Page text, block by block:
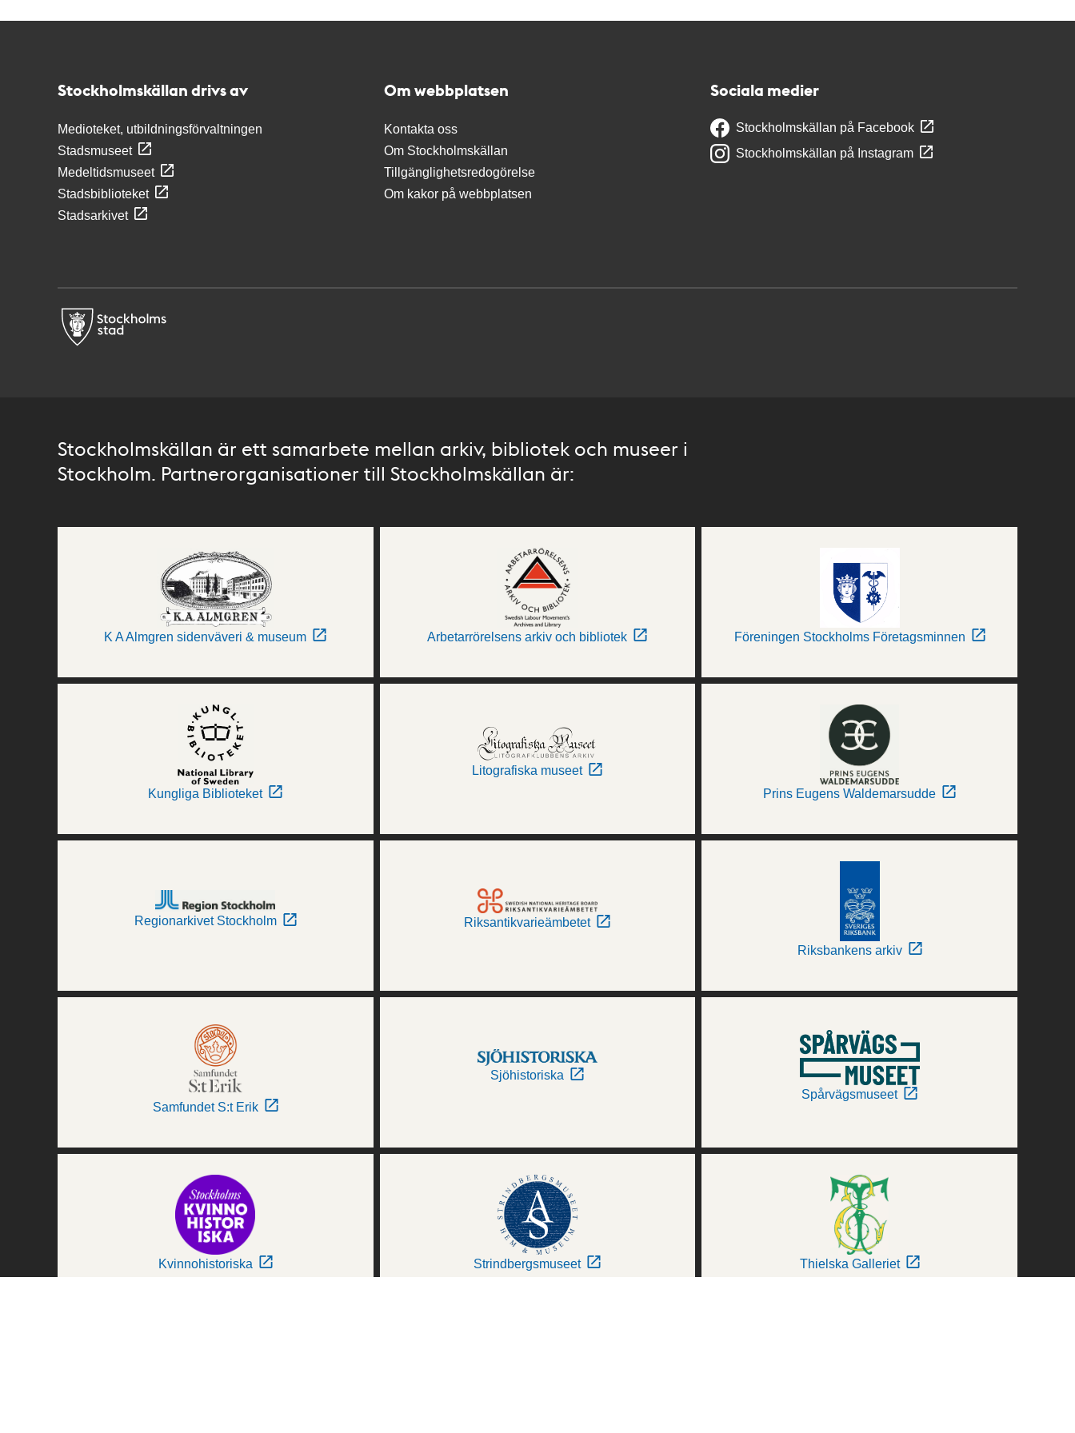
Stockholmskällan drivs av
Medioteket, utbildningsförvaltningen
Stadsmuseet
Medeltidsmuseet
Stadsbiblioteket
Stadsarkivet
Om webbplatsen
Kontakta oss
Om Stockholmskällan
Tillgänglighetsredogörelse
Om kakor på webbplatsen
Sociala medier
Stockholmskällan på Facebook
Stockholmskällan på Instagram
Stockholmskällan är ett samarbete mellan arkiv, bibliotek och museer i
Stockholm. Partnerorganisationer till Stockholmskällan är:
K A Almgren sidenväveri & museum Arbetarrörelsens arkiv och bibliotek Föreningen Stockholms Företagsminnen
Kungliga Biblioteket
Litografiska museet
Prins Eugens Waldemarsudde
Regionarkivet Stockholm Riksantikvarieämbetet
Riksbankens arkiv
Samfundet S:t Erik
Sjöhistoriska
Spårvägsmuseet
Kvinnohistoriska Strindbergsmuseet Thielska Galleriet